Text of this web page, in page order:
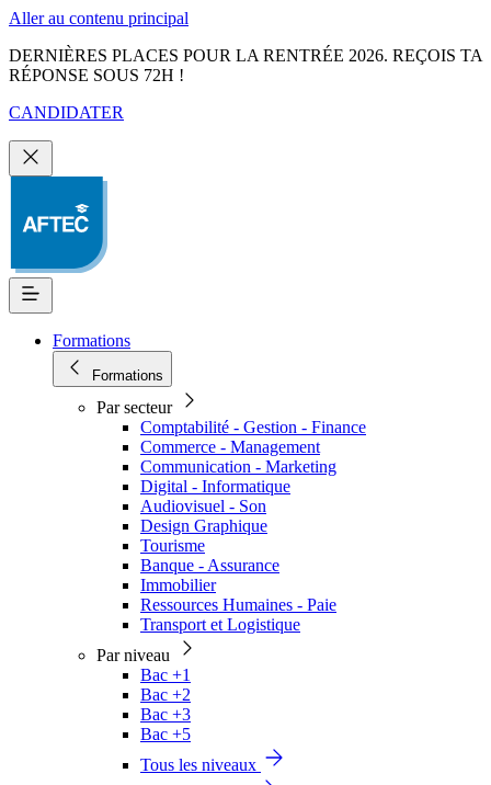
Aller au contenu principal
DERNIÈRES PLACES POUR LA RENTRÉE 2026. REÇOIS TA
RÉPONSE SOUS 72H !
CANDIDATER
Formations
Formations
Par secteur
Comptabilité - Gestion - Finance
Commerce - Management
Communication - Marketing
Digital - Informatique
Audiovisuel - Son
Design Graphique
Tourisme
Banque - Assurance
Immobilier
Ressources Humaines - Paie
Transport et Logistique
Par niveau
Bac +1
Bac +2
Bac +3
Bac +5
Tous les niveaux